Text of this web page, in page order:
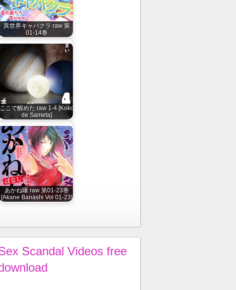
異世界キャバクラ raw 第
01-14巻
ここで醒めた raw 1-4 [Koko
de Sameta]
あかね噺 raw 第01-23巻
[Akane Banashi Vol 01-23]
Scandal Videos free